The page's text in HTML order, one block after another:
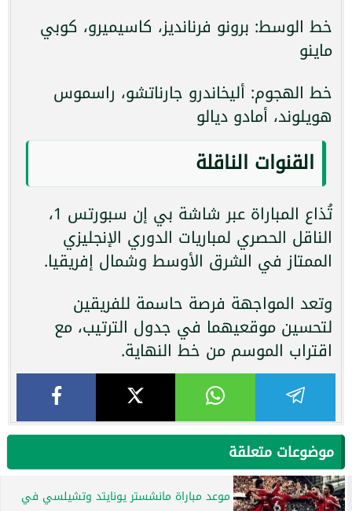
خط الوسط: برونو فرنانديز، كاسيميرو، كوبي
ماينو
خط الهجوم: أليخاندرو جارناتشو، راسموس
هويلوند، أمادو ديالو
القنوات الناقلة
تُذاع المباراة عبر شاشة بي إن سبورتس 1،
الناقل الحصري لمباريات الدوري الإنجليزي
الممتاز في الشرق الأوسط وشمال إفريقيا.
وتعد المواجهة فرصة حاسمة للفريقين
لتحسين موقعيهما في جدول الترتيب، مع
اقتراب الموسم من خط النهاية.
موضوعات متعلقة
موعد مباراة مانشستر يونايتد وتشيلسي في